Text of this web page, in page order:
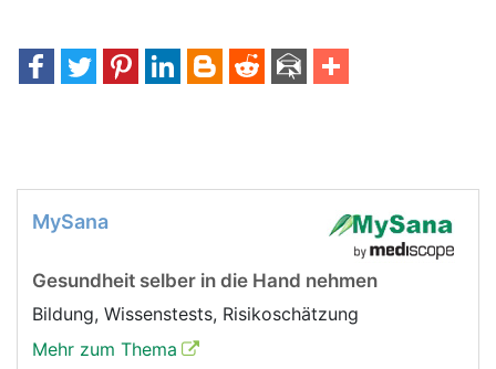
Ratgeber
MySana
Gesundheit selber in die Hand nehmen
Bildung, Wissenstests, Risikoschätzung
Mehr zum Thema